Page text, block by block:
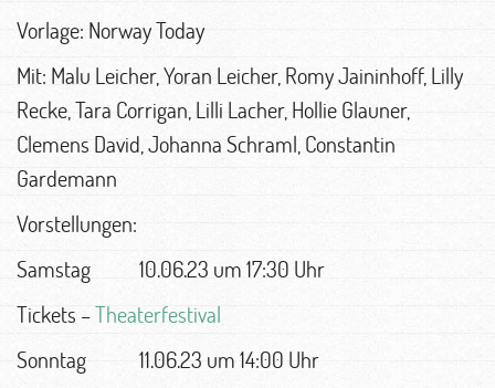
Vorlage: Norway Today
Mit: Malu Leicher, Yoran Leicher, Romy Jaininhoff, Lilly
Recke, Tara Corrigan, Lilli Lacher, Hollie Glauner,
Clemens David, Johanna Schraml, Constantin
Gardemann
Vorstellungen:
Samstag 10.06.23 um 17:30 Uhr
Tickets –Theaterfestival
Sonntag 11.06.23 um 14:00 Uhr